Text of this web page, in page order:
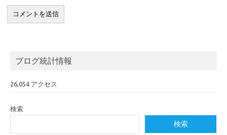
ブログ統計情報
26,054 アクセス
検索
検索